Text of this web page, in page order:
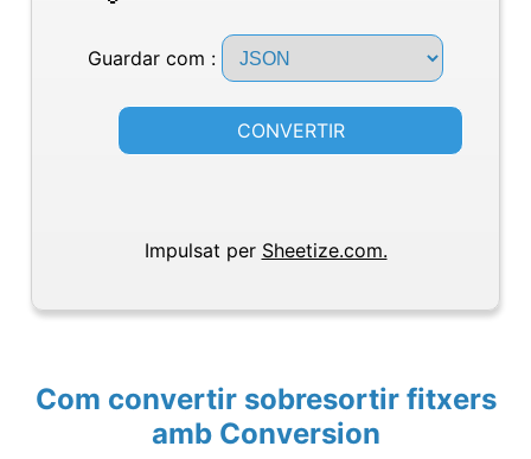
Guardar com :
CONVERTIR
Impulsat per Sheetize.com.
Com convertir sobresortir fitxers
amb Conversion